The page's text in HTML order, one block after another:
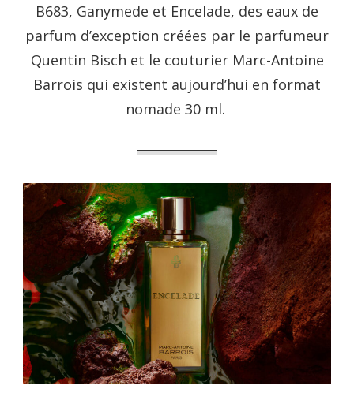
B683, Ganymede et Encelade, des eaux de
parfum d’exception créées par le parfumeur
Quentin Bisch et le couturier Marc-Antoine
Barrois qui existent aujourd’hui en format
nomade 30 ml.